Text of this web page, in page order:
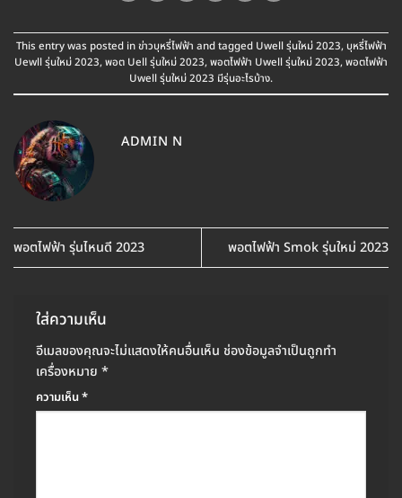
This entry was posted inข่าวบุหรี่ไฟฟ้า and tagged Uwell รุ่นใหม่ 2023, บุหรี่ไฟฟ้า
Uewll รุ่นใหม่ 2023, พอต Uell รุ่นใหม่ 2023, พอตไฟฟ้า Uwell รุ่นใหม่ 2023, พอตไฟฟ้า
Uwell รุ่นใหม่ 2023 มีรุ่นอะไรบ้าง.
ADMIN N
พอตไฟฟ้า รุ่นไหนดี 2023 พอตไฟฟ้า Smok รุ่นใหม่ 2023
ใส่ความเห็น
อีเมลของคุณจะไม่แสดงให้คนอื่นเห็น ช่องข้อมูลจำเป็นถูกทำ
เครื่องหมาย *
ความเห็น*